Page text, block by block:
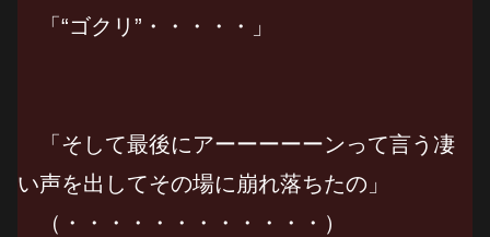
「“ゴクリ”・・・・・」
「そして最後にアーーーーーンって言う凄
い声を出してその場に崩れ落ちたの」
（・・・・・・・・・・・・）